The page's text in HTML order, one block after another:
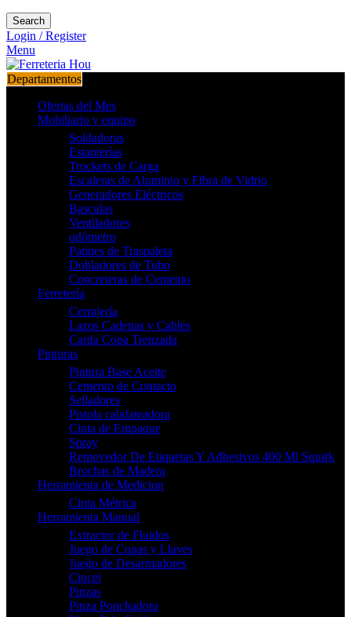
Search
Login / Register
Menu
Departamentos
Ofertas del Mes
Mobiliario y equipo
Soldadoras
Estanterías
Trockets de Carga
Escaleras de Aluminio y Fibra de Vidrio
Generadores Eléctricos
Basculas
Ventiladores
odómetro
Patines de Traspaleta
Dobladores de Tubo
Concreteras de Cemento
Ferretería
Cerrajería
Lazos Cadenas y Cables
Carda Copa Trenzada
Pinturas
Pintura Base Aceite
Cemento de Contacto
Selladores
Pistola calafateadora
Cinta de Empaque
Spray
Removedor De Etiquetas Y Adhesivos 400 Ml Squirk
Brochas de Madera
Herramienta de Medicion
Cinta Métrica
Herramienta Manual
Extractor de Fluidos
Juego de Copas y Llaves
Juego de Desarmadores
Cincel
Pinzas
Pinza Ponchadora